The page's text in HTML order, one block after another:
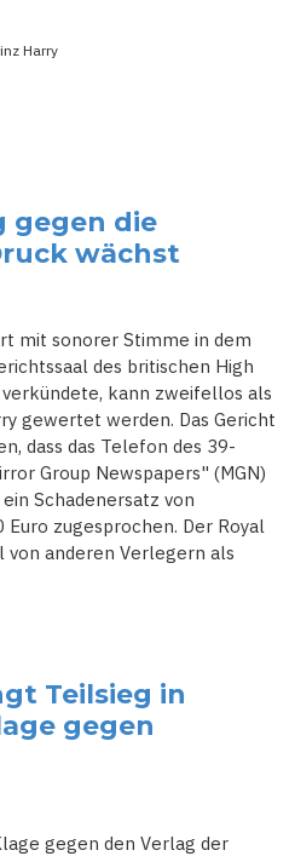
Harry
gegen die
wächst
mit sonorer Stimme in dem
des britischen High
kann zweifellos als
gewertet werden. Das Gericht
dass das Telefon des 39-
Group Newspapers" (MGN)
Schadenersatz von
zugesprochen. Der Royal
von anderen Verlegern als
Teilsieg in
gegen
gegen den Verlag der